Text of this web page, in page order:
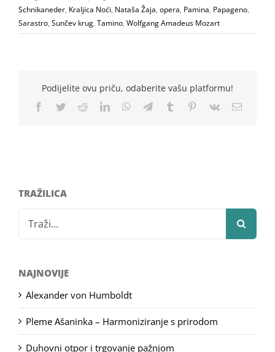
Schnikaneder, Kraljica Noći, Nataša Žaja, opera, Pamina, Papageno,
Sarastro, Sunčev krug, Tamino, Wolfgang Amadeus Mozart
Podijelite ovu priču, odaberite vašu platformu!
Facebook
TwitterRedditLinkedInWhatsApp
TelegramTumblr Pinterest
Vk Email
TRAŽILICA
for:
NAJNOVIJE
Alexander von Humboldt
Pleme Ašaninka – Harmoniziranje s prirodom
Duhovni otpor i trgovanje pažnjom